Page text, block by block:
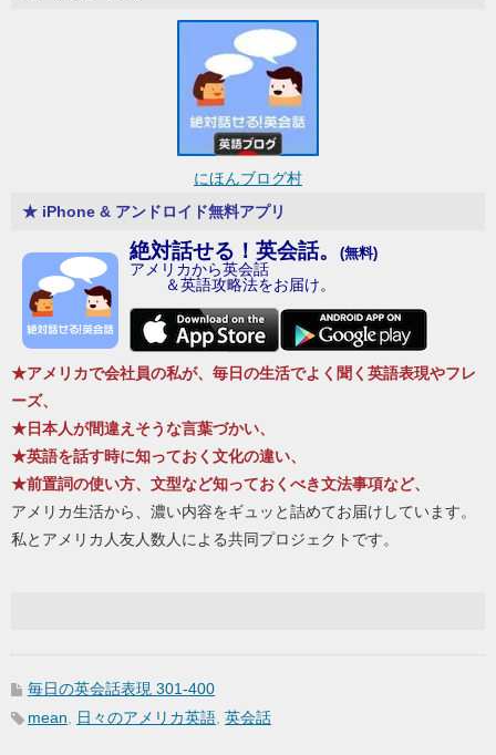
にほんブログ村
★ iPhone & アンドロイド無料アプリ
絶対話せる！英会話。 (無料)
アメリカから英会話
＆英語攻略法をお届け。
★アメリカで会社員の私が、毎日の生活でよく聞く英語表現やフレ
ーズ、
★日本人が間違えそうな言葉づかい、
★英語を話す時に知っておく文化の違い、
★前置詞の使い方、文型など知っておくべき文法事項など、
アメリカ生活から、濃い内容をギュッと詰めてお届けしています。
私とアメリカ人友人数人による共同プロジェクトです。
毎日の英会話表現 301-400
mean
日々のアメリカ英語 英会話